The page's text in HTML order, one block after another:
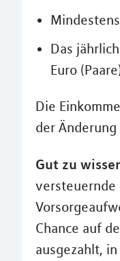
Das
Euro
Die
der Änderung
Gut zu
versteuernde
Chance auf
ausgezahlt,